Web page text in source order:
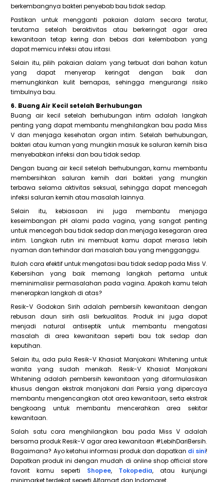
berkembangnya bakteri penyebab bau tidak sedap.
Pastikan untuk mengganti pakaian dalam secara teratur,
terutama setelah beraktivitas atau berkeringat agar area
kewanitaan tetap kering dan bebas dari kelembaban yang
dapat memicu infeksi atau iritasi.
Selain itu, pilih pakaian dalam yang terbuat dari bahan katun
yang dapat menyerap keringat dengan baik dan
memungkinkan kulit bernapas, sehingga mengurangi risiko
timbulnya bau.
6. Buang Air Kecil setelah Berhubungan
Buang air kecil setelah berhubungan intim adalah langkah
penting yang dapat membantu menghilangkan bau pada Miss
V dan menjaga kesehatan organ intim. Setelah berhubungan,
bakteri atau kuman yang mungkin masuk ke saluran kemih bisa
menyebabkan infeksi dan bau tidak sedap.
Dengan buang air kecil setelah berhubungan, kamu membantu
membersihkan saluran kemih dari bakteri yang mungkin
terbawa selama aktivitas seksual, sehingga dapat mencegah
infeksi saluran kemih atau masalah lainnya.
Selain itu, kebiasaan ini juga membantu menjaga
keseimbangan pH alami pada vagina, yang sangat penting
untuk mencegah bau tidak sedap dan menjaga kesegaran area
intim. Langkah rutin ini membuat kamu dapat merasa lebih
nyaman dan terhindar dari masalah bau yang mengganggu.
Itulah cara efektif untuk mengatasi bau tidak sedap pada Miss V.
Kebersihan yang baik memang langkah pertama untuk
meminimalisir permasalahan pada vagina. Apakah kamu telah
menerapkan langkah di atas?
Resik-V Godokan Sirih adalah pembersih kewanitaan dengan
rebusan daun sirih asli berkualitas. Produk ini juga dapat
menjadi natural antiseptik untuk membantu mengatasi
masalah di area kewanitaan seperti bau tak sedap dan
keputihan.
Selain itu, ada pula Resik-V Khasiat Manjakani Whitening untuk
wanita yang sudah menikah. Resik-V Khasiat Manjakani
Whitening adalah pembersih kewanitaan yang diformulasikan
khusus dengan ekstrak manjakani dari Persia yang dipercaya
membantu mengencangkan otot area kewanitaan, serta ekstrak
bengkoang untuk membantu mencerahkan area sekitar
kewanitaan.
Salah satu cara menghilangkan bau pada Miss V adalah
bersama produk Resik-V agar area kewanitaan #LebihDariBersih.
Bagaimana? Ayo ketahui informasi produk dan dapatkan di sini!
Dapatkan produk ini dengan mudah di online shop official store
favorit kamu seperti Shopee, Tokopedia, atau kunjungi
minimarket terdekat seperti Alfamart dan Indomaret.